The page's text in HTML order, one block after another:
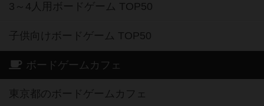
3～4人用ボードゲーム TOP50
子供向けボードゲーム TOP50
ボードゲームカフェ
東京都のボードゲームカフェ